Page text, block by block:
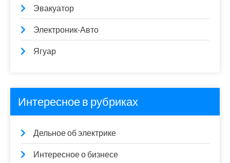
Эвакуатор
Электроник-Авто
Ягуар
Интересное в рубриках
Дельное об электрике
Интересное о бизнесе